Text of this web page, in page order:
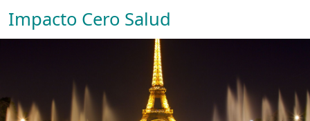
Impacto Cero Salud